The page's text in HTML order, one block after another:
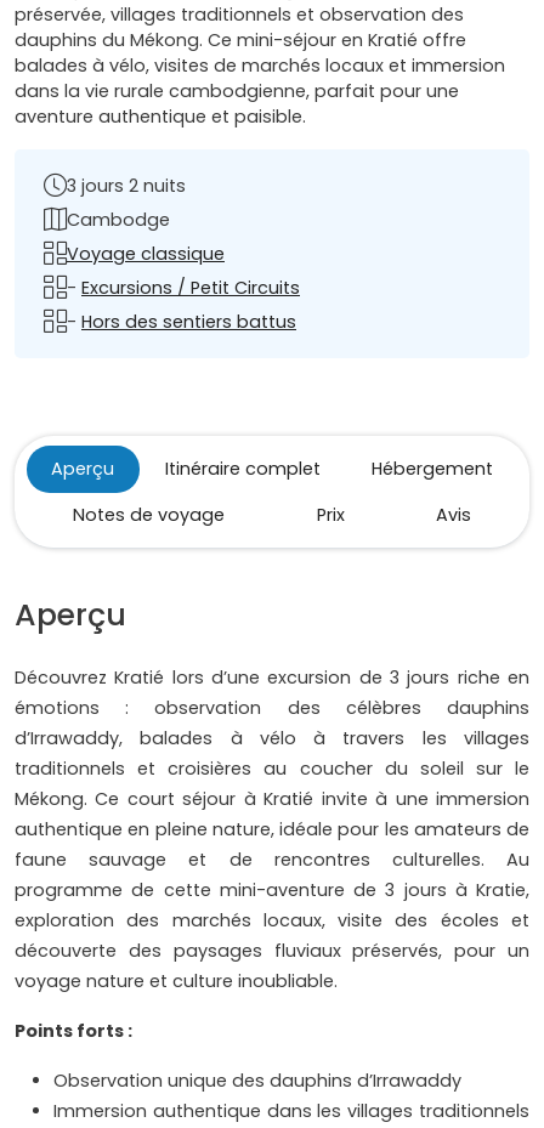
préservée, villages traditionnels et observation des
dauphins du Mékong. Ce mini-séjour en Kratié offre
balades à vélo, visites de marchés locaux et immersion
dans la vie rurale cambodgienne, parfait pour une
aventure authentique et paisible.
3 jours 2 nuits
Cambodge
Voyage classique
- Excursions / Petit Circuits
- Hors des sentiers battus
Aperçu Itinéraire complet
Hébergement
Notes de voyage
Prix Avis
Aperçu
Découvrez Kratié lors d’une excursion de 3 jours riche en
émotions : observation des célèbres dauphins
d’Irrawaddy, balades à vélo à travers les villages
traditionnels et croisières au coucher du soleil sur le
Mékong. Ce court séjour à Kratié invite à une immersion
authentique en pleine nature, idéale pour les amateurs de
faune sauvage et de rencontres culturelles. Au
programme de cette mini-aventure de 3 jours à Kratie,
exploration des marchés locaux, visite des écoles et
découverte des paysages fluviaux préservés, pour un
voyage nature et culture inoubliable.
Points forts :
Observation unique des dauphins d’Irrawaddy
Immersion authentique dans les villages traditionnels